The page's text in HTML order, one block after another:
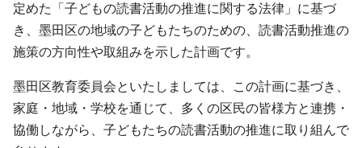
定めた「子どもの読書活動の推進に関する法律」に基づ
き、墨田区の地域の子どもたちのための、読書活動推進の
施策の方向性や取組みを示した計画です。
墨田区教育委員会といたしましては、この計画に基づき、
家庭・地域・学校を通じて、多くの区民の皆様方と連携・
協働しながら、子どもたちの読書活動の推進に取り組んで